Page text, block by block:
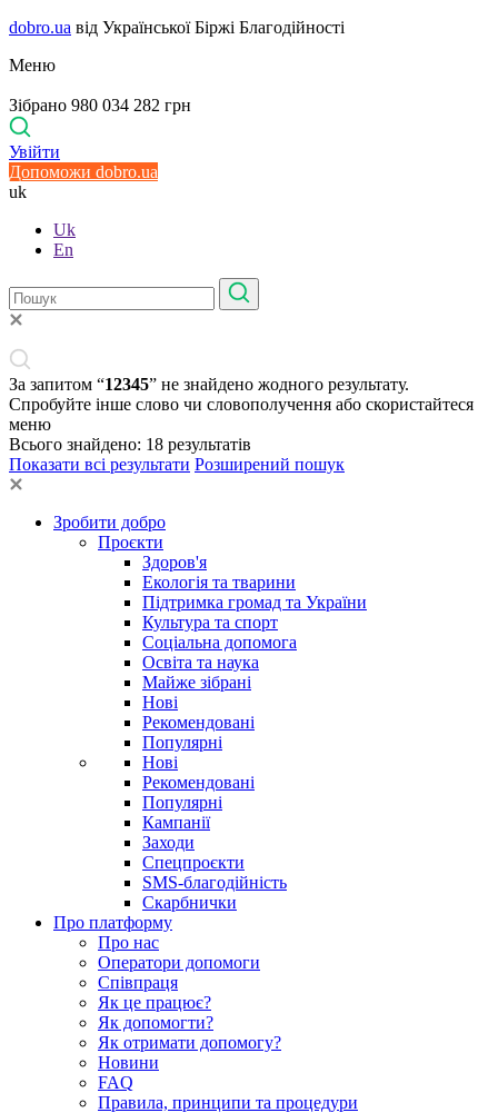
dobro.ua від Української Біржі Благодійності
Меню
Зібрано 980 034 282 грн
Увійти
Допоможи dobro.ua
uk
Uk
En
За запитом “12345” не знайдено жодного результату.
Спробуйте інше слово чи словополучення або скористайтеся
меню
Всього знайдено: 18 результатів
Показати всі результати Розширений пошук
Зробити добро
Проєкти
Здоров'я
Екологія та тварини
Підтримка громад та України
Культура та спорт
Соціальна допомога
Освіта та наука
Майже зібрані
Нові
Рекомендовані
Популярні
Нові
Рекомендовані
Популярні
Кампанії
Заходи
Спецпроєкти
SMS-благодійність
Скарбнички
Про платформу
Про нас
Оператори допомоги
Співпраця
Як це працює?
Як допомогти?
Як отримати допомогу?
Новини
FAQ
Правила, принципи та процедури